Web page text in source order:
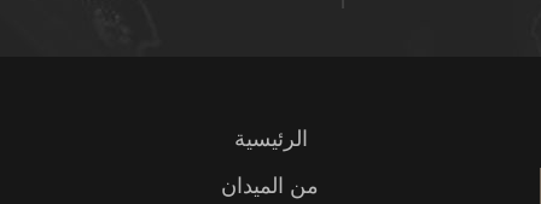
الرئيسية
من الميدان